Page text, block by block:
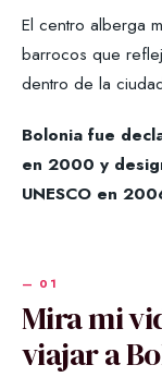
El centro alberga
barrocos que
dentro de la
Bolonia fue
en 2000 y
UNESCO en
Mira mi
viajar a